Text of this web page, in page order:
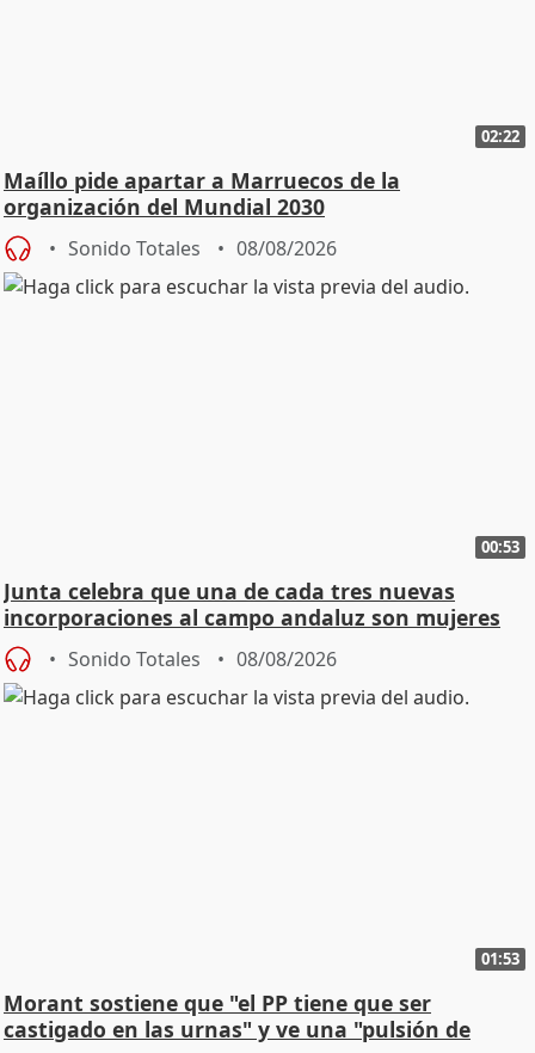
02:22
Maíllo pide apartar a Marruecos de la
organización del Mundial 2030
Sonido Totales 08/08/2026
00:53
Junta celebra que una de cada tres nuevas
incorporaciones al campo andaluz son mujeres
jóvenes
Sonido Totales 08/08/2026
01:53
Morant sostiene que "el PP tiene que ser
castigado en las urnas" y ve una "pulsión de